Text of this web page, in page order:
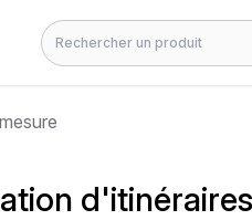
Rechercher